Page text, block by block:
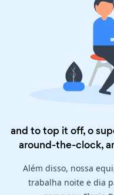
and to top it off, o
around-the-clock,
Além disso, nossa
trabalha noite e dia